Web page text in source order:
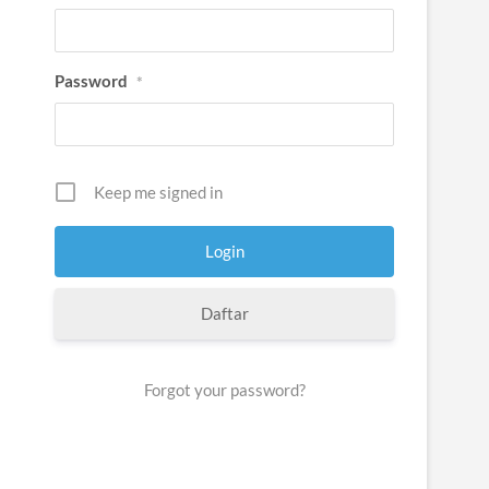
Password *
Keep me signed in
Daftar
Forgot your password?